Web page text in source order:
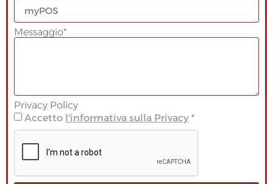
Messaggio*
Privacy Policy
Accetto l'informativa sulla Privacy *